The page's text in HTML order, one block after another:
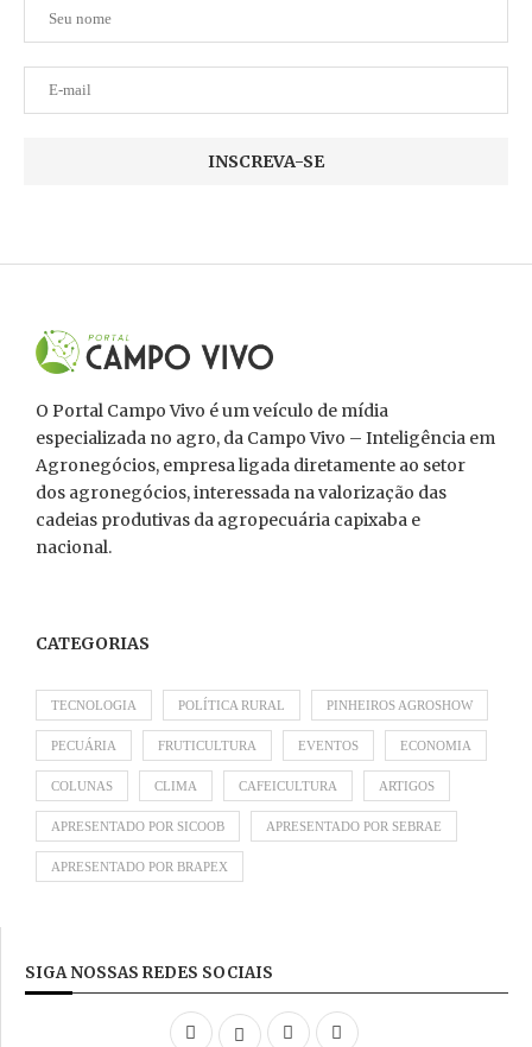
O Portal Campo Vivo é um veículo de mídia
especializada no agro, da Campo Vivo – Inteligência em
Agronegócios, empresa ligada diretamente ao setor
dos agronegócios, interessada na valorização das
cadeias produtivas da agropecuária capixaba e
nacional.
CATEGORIAS
TECNOLOGIA POLÍTICA RURAL PINHEIROS AGROSHOW
PECUÁRIA FRUTICULTURA EVENTOS ECONOMIA
COLUNAS CLIMA CAFEICULTURA ARTIGOS
APRESENTADO POR SICOOB APRESENTADO POR SEBRAE
APRESENTADO POR BRAPEX
SIGA NOSSAS REDES SOCIAIS